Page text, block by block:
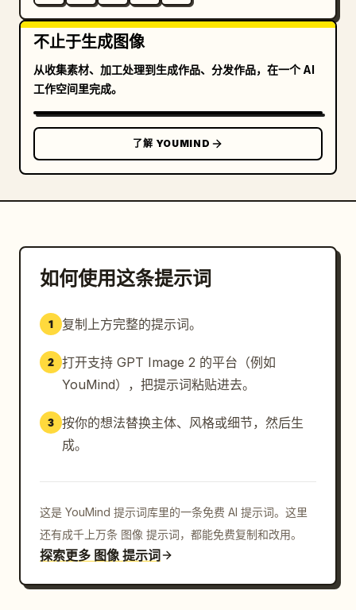
不止于生成图像
从收集素材、加工处理到生成作品、分发作品，在一个 AI
工作空间里完成。
了解 YOUMIND
如何使用这条提示词
1 复制上方完整的提示词。
2 打开支持 GPT Image 2 的平台（例如
YouMind），把提示词粘贴进去。
3 按你的想法替换主体、风格或细节，然后生
成。
这是 YouMind 提示词库里的一条免费 AI 提示词。这里
还有成千上万条 图像 提示词，都能免费复制和改用。
探索更多 图像 提示词